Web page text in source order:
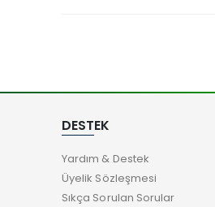
DESTEK
Yardım & Destek
Üyelik Sözleşmesi
Sıkça Sorulan Sorular